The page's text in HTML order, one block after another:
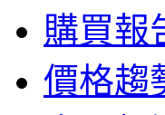
購買報
價格趨